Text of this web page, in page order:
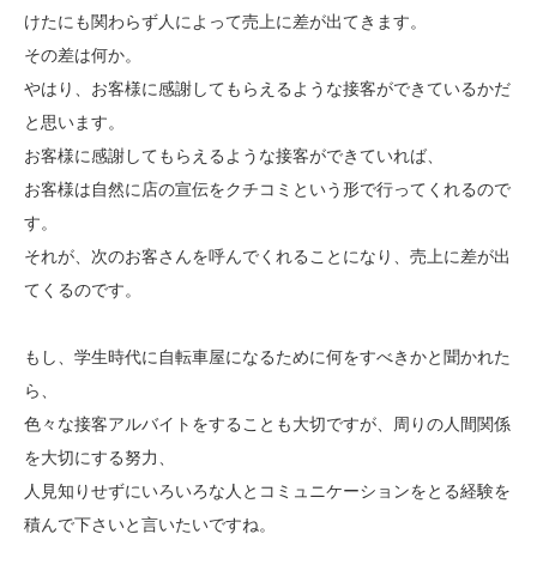
けたにも関わらず人によって売上に差が出てきます。
その差は何か。
やはり、お客様に感謝してもらえるような接客ができているかだ
と思います。
お客様に感謝してもらえるような接客ができていれば、
お客様は自然に店の宣伝をクチコミという形で行ってくれるので
す。
それが、次のお客さんを呼んでくれることになり、売上に差が出
てくるのです。
もし、学生時代に自転車屋になるために何をすべきかと聞かれた
ら、
色々な接客アルバイトをすることも大切ですが、周りの人間関係
を大切にする努力、
人見知りせずにいろいろな人とコミュニケーションをとる経験を
積んで下さいと言いたいですね。